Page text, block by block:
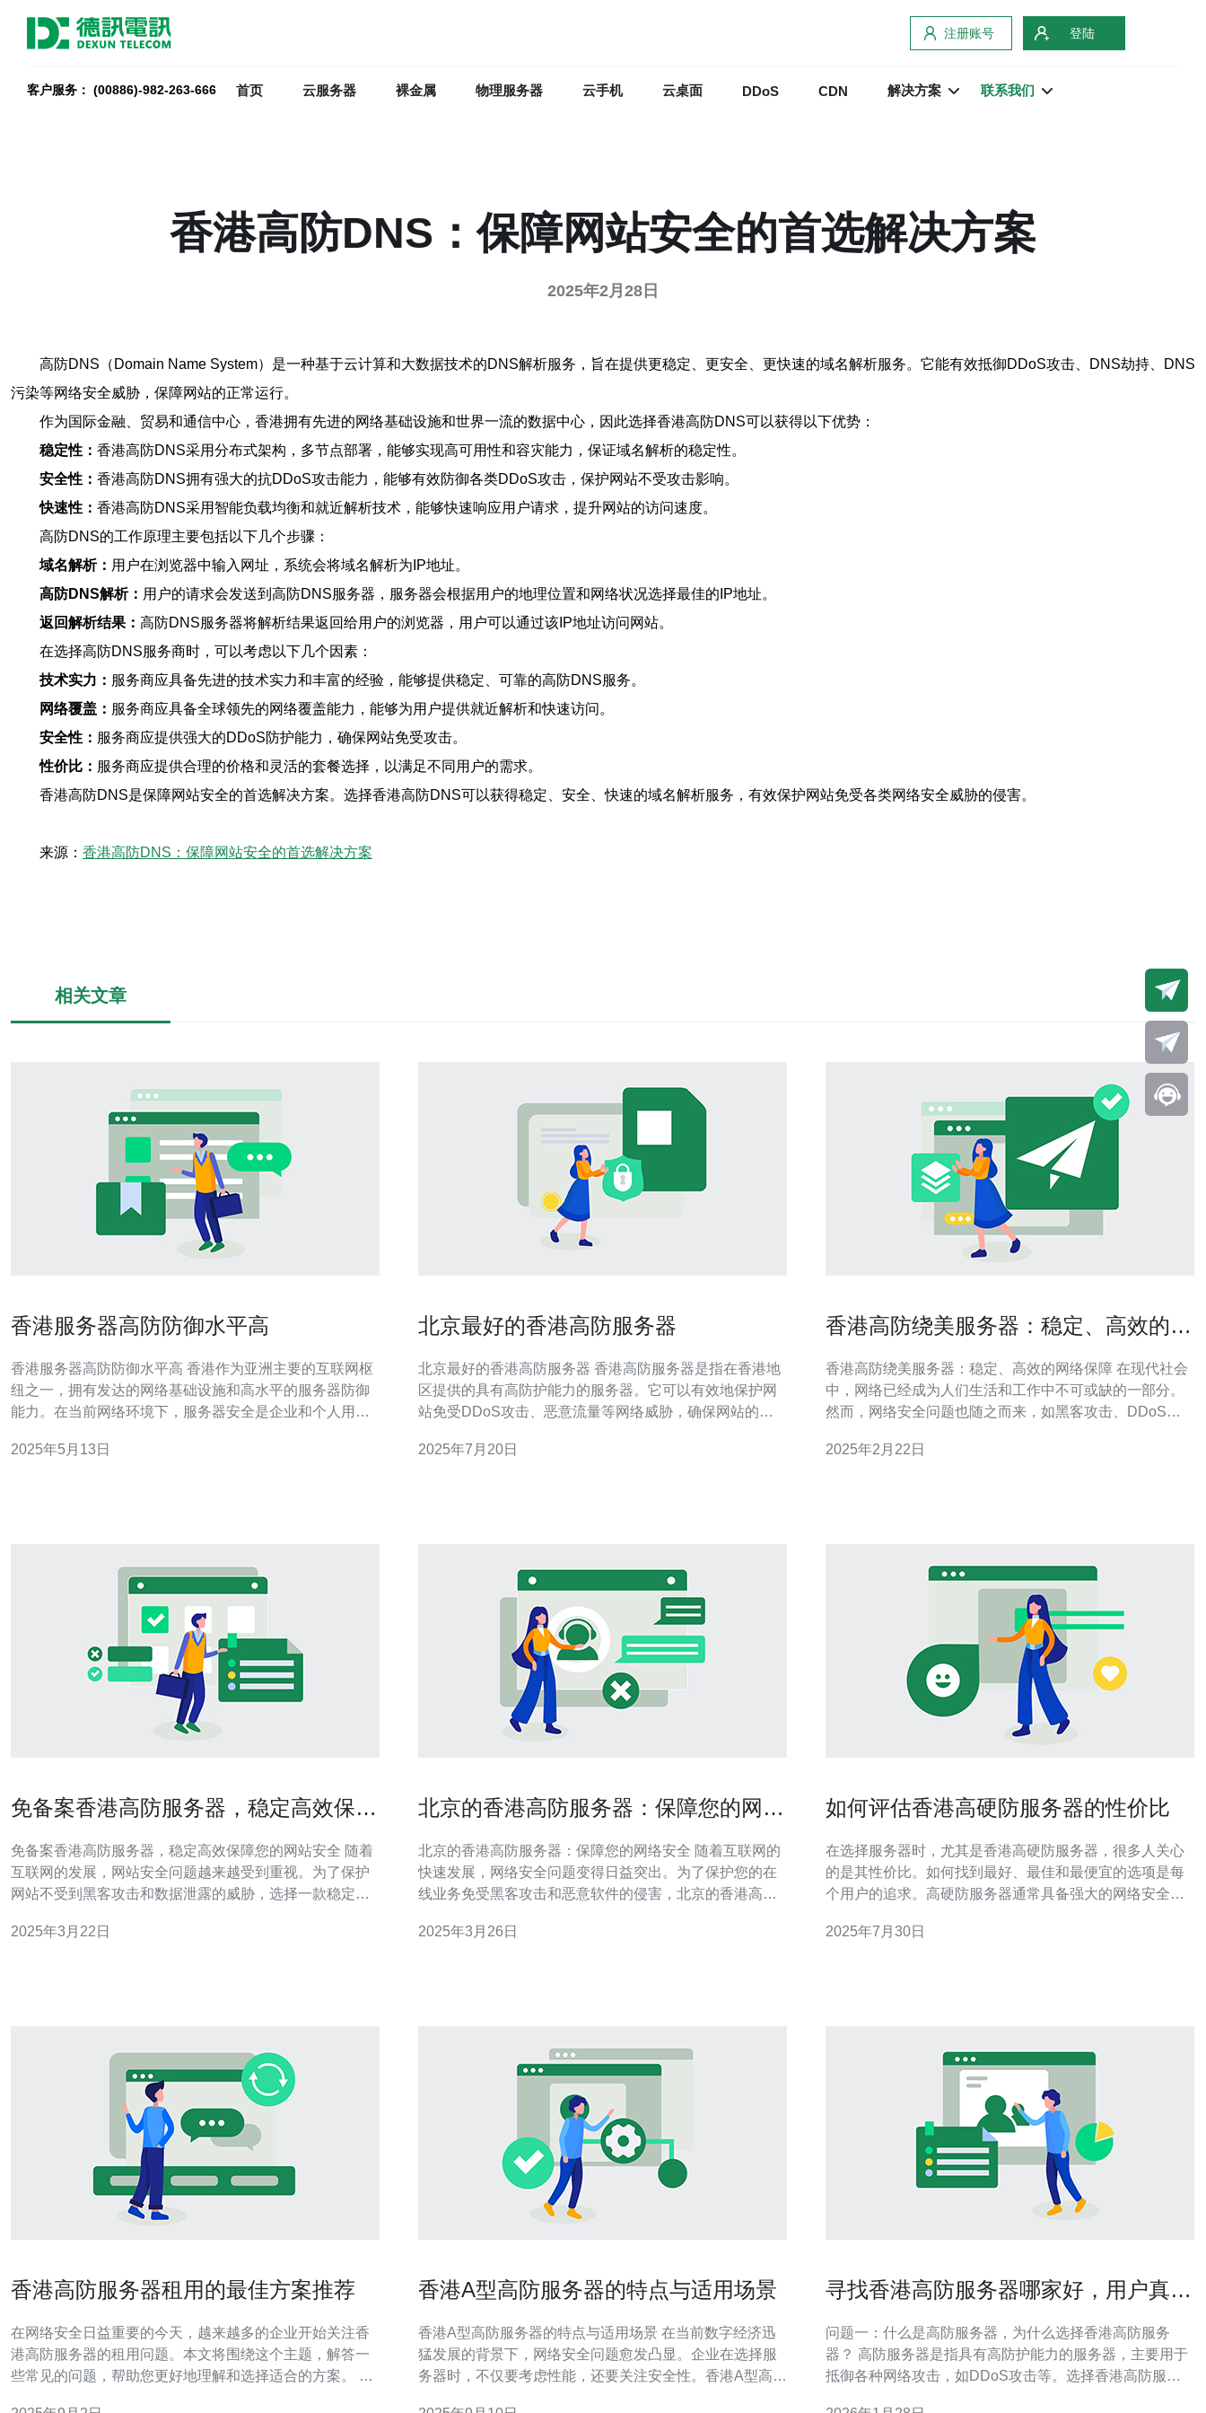
注册账号 登陆
客户服务： (00886)-982-263-666 首页 云服务器 裸金属 物理服务器 云手机 云桌面 DDoS CDN 解决方案 联系我们
香港高防DNS：保障网站安全的首选解决方案
2025年2月28日
高防DNS（Domain Name System）是一种基于云计算和大数据技术的DNS解析服务，旨在提供更稳定、更安全、更快速的域名解析服务。它能有效抵御DDoS攻击、DNS劫持、DNS
污染等网络安全威胁，保障网站的正常运行。
作为国际金融、贸易和通信中心，香港拥有先进的网络基础设施和世界一流的数据中心，因此选择香港高防DNS可以获得以下优势：
稳定性： 香港高防DNS采用分布式架构，多节点部署，能够实现高可用性和容灾能力，保证域名解析的稳定性。
安全性： 香港高防DNS拥有强大的抗DDoS攻击能力，能够有效防御各类DDoS攻击，保护网站不受攻击影响。
快速性： 香港高防DNS采用智能负载均衡和就近解析技术，能够快速响应用户请求，提升网站的访问速度。
高防DNS的工作原理主要包括以下几个步骤：
域名解析： 用户在浏览器中输入网址，系统会将域名解析为IP地址。
高防DNS解析： 用户的请求会发送到高防DNS服务器，服务器会根据用户的地理位置和网络状况选择最佳的IP地址。
返回解析结果： 高防DNS服务器将解析结果返回给用户的浏览器，用户可以通过该IP地址访问网站。
在选择高防DNS服务商时，可以考虑以下几个因素：
技术实力： 服务商应具备先进的技术实力和丰富的经验，能够提供稳定、可靠的高防DNS服务。
网络覆盖： 服务商应具备全球领先的网络覆盖能力，能够为用户提供就近解析和快速访问。
安全性： 服务商应提供强大的DDoS防护能力，确保网站免受攻击。
性价比： 服务商应提供合理的价格和灵活的套餐选择，以满足不同用户的需求。
香港高防DNS是保障网站安全的首选解决方案。选择香港高防DNS可以获得稳定、安全、快速的域名解析服务，有效保护网站免受各类网络安全威胁的侵害。
来源： 香港高防DNS：保障网站安全的首选解决方案
相关文章
香港服务器高防防御水平高
香港服务器高防防御水平高 香港作为亚洲主要的互联网枢
纽之一，拥有发达的网络基础设施和高水平的服务器防御
能力。在当前网络环境下，服务器安全是企业和个人用户
御水平带来的安全保障。 香港服务器提供商通常会配备先
2025年5月13日
北京最好的香港高防服务器
北京最好的香港高防服务器 香港高防服务器是指在香港地
区提供的具有高防护能力的服务器。它可以有效地保护网
站免受DDoS攻击、恶意流量等网络威胁，确保网站的稳
网基础设施和优越的地理位置，选择北京最好的香港高防
2025年7月20日
香港高防绕美服务器：稳定、高效的网
香港高防绕美服务器：稳定、高效的网络保障 在现代社会
中，网络已经成为人们生活和工作中不可或缺的一部分。
然而，网络安全问题也随之而来，如黑客攻击、DDoS攻
应运而生。 香港高防绕美服务器是一种基于香港地理位置
2025年2月22日
免备案香港高防服务器，稳定高效保障
免备案香港高防服务器，稳定高效保障您的网站安全 随着
互联网的发展，网站安全问题越来越受到重视。为了保护
网站不受到黑客攻击和数据泄露的威胁，选择一款稳定高
您的最佳选择。 香港高防服务器具备以下优势： 免备案：
2025年3月22日
北京的香港高防服务器：保障您的网络
北京的香港高防服务器：保障您的网络安全 随着互联网的
快速发展，网络安全问题变得日益突出。为了保护您的在
线业务免受黑客攻击和恶意软件的侵害，北京的香港高防
的香港高防服务器的工作原理和优势，以及如何选择最合
2025年3月26日
如何评估香港高硬防服务器的性价比
在选择服务器时，尤其是香港高硬防服务器，很多人关心
的是其性价比。如何找到最好、最佳和最便宜的选项是每
个用户的追求。高硬防服务器通常具备强大的网络安全防
务的安全。因此，在评估香港高硬防服务器的性价比时，
2025年7月30日
香港高防服务器租用的最佳方案推荐
在网络安全日益重要的今天，越来越多的企业开始关注香
港高防服务器的租用问题。本文将围绕这个主题，解答一
些常见的问题，帮助您更好地理解和选择适合的方案。 1.
香港A型高防服务器的特点与适用场景
香港A型高防服务器的特点与适用场景 在当前数字经济迅
猛发展的背景下，网络安全问题愈发凸显。企业在选择服
务器时，不仅要考虑性能，还要关注安全性。香港A型高防
寻找香港高防服务器哪家好，用户真实
问题一：什么是高防服务器，为什么选择香港高防服务
器？ 高防服务器是指具有高防护能力的服务器，主要用于
抵御各种网络攻击，如DDoS攻击等。选择香港高防服务